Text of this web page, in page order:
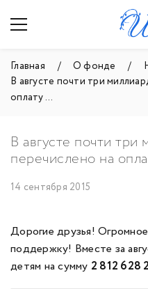
Главная О фонде
В августе почти три
оплату ...
В августе почти три
перечислено на
14 сентября 2015
Дорогие друзья!
поддержку! Вместе за
детям на сумму 2 812 628